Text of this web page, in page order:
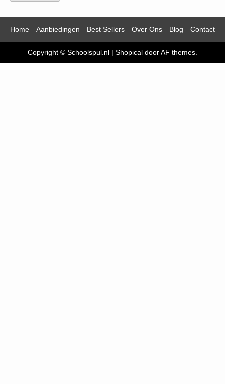
Home Aanbiedingen Best Sellers Over Ons Blog Contact
Copyright © Schoolspul.nl | Shopical door AF themes.